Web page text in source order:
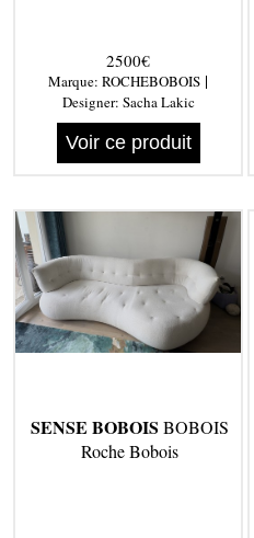
2500€
Marque: ROCHEBOBOIS |
Designer: Sacha Lakic
Voir ce produit
SENSE BOBOIS BOBOIS
Roche Bobois